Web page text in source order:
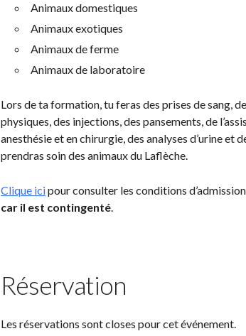
Animaux domestiques
Animaux exotiques
Animaux de ferme
Animaux de laboratoire
Lors de ta formation, tu feras des prises de sang,
physiques, des injections, des pansements, de
anesthésie et en chirurgie, des analyses d’urine et
prendras soin des animaux du Laflèche.
Clique icipour consulter les conditions
car il est contingenté.
Réservation
Les réservations sont closes pour cet événement.